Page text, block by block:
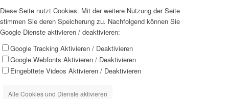
Diese Seite nutzt Cookies. Mit der weitere Nutzung der Seite
stimmen Sie deren Speicherung zu. Nachfolgend können Sie
Google Dienste aktivieren / deaktivieren:
Google Tracking Aktivieren / Deaktivieren
Google Webfonts Aktivieren / Deaktivieren
Eingebttete Videos Aktivieren / Deaktivieren
Alle Cookies und Dienste aktivieren